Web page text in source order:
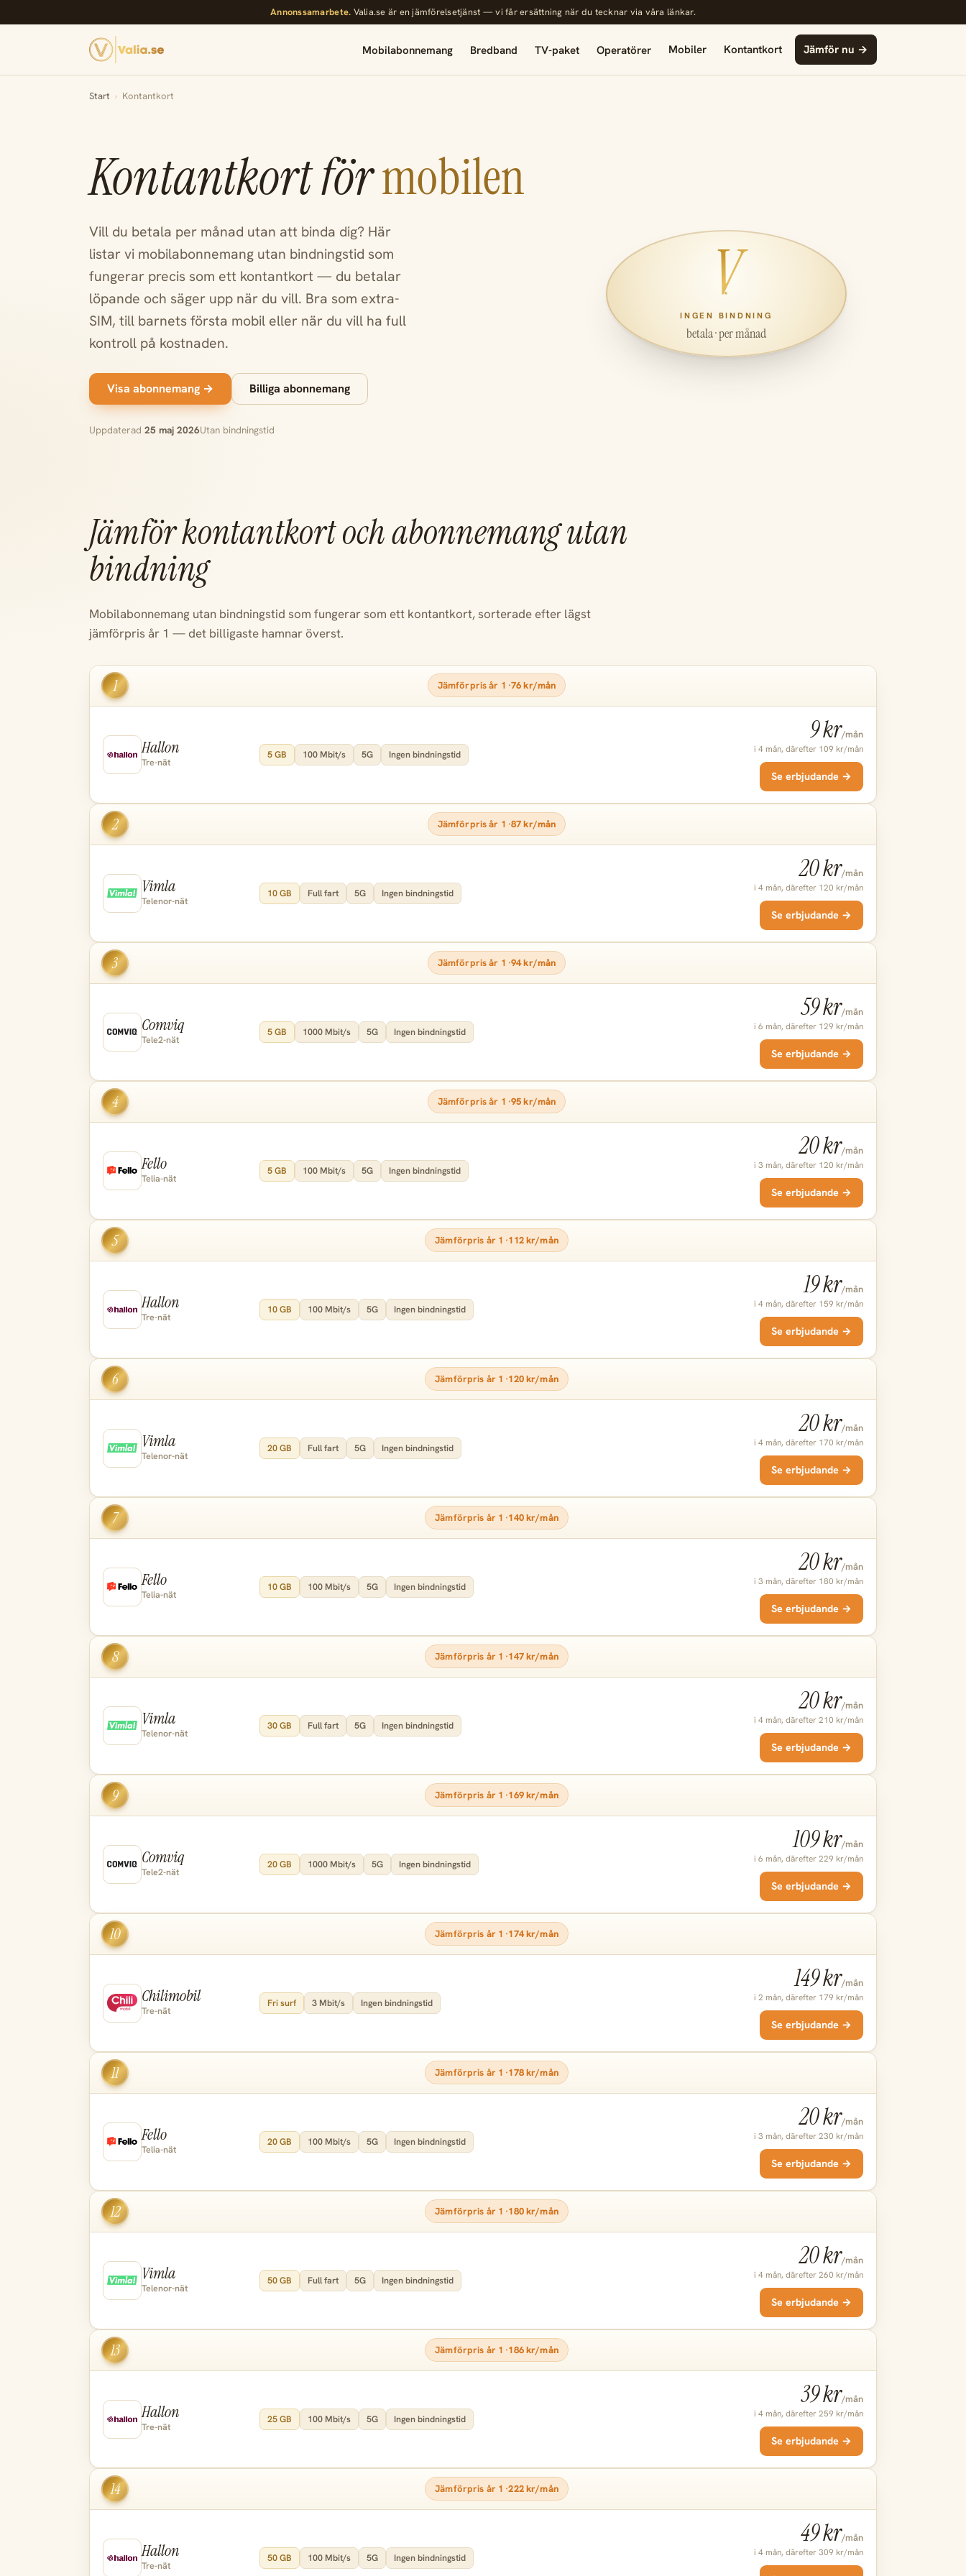
Annonssamarbete. Valia.se är en jämförelsetjänst — vi får ersättning när du tecknar via våra länkar.
Mobilabonnemang Bredband TV-paket Operatörer Mobiler Kontantkort Jämför nu →
Start › Kontantkort
Kontantkort förmobilen
Vill du betala per månad utan att binda dig? Här
listar vi mobilabonnemang utan bindningstid som
fungerar precis som ett kontantkort — du betalar
löpande och säger upp när du vill. Bra som extra-
SIM, till barnets första mobil eller när du vill ha full
kontroll på kostnaden.
Visa abonnemang → Billiga abonnemang
Uppdaterad 25 maj 2026Utan bindningstid
V
INGEN BINDNING
betala · per månad
Jämför kontantkort och abonnemang utan
bindning
Mobilabonnemang utan bindningstid som fungerar som ett kontantkort, sorterade efter lägst
jämförpris år 1 — det billigaste hamnar överst.
1 Jämförpris år 1 ·76 kr/mån
Hallon
Tre-nät
5 GB 100 Mbit/s 5G Ingen bindningstid
9 kr/mån
i 4 mån, därefter 109 kr/mån
Se erbjudande →
2 Jämförpris år 1 ·87 kr/mån
Vimla
Telenor-nät
10 GB Full fart 5G Ingen bindningstid
20 kr/mån
i 4 mån, därefter 120 kr/mån
Se erbjudande →
3 Jämförpris år 1 ·94 kr/mån
Comviq
Tele2-nät
5 GB 1000 Mbit/s 5G Ingen bindningstid
59 kr/mån
i 6 mån, därefter 129 kr/mån
Se erbjudande →
4 Jämförpris år 1 ·95 kr/mån
Fello
Telia-nät
5 GB 100 Mbit/s 5G Ingen bindningstid
20 kr/mån
i 3 mån, därefter 120 kr/mån
Se erbjudande →
5 Jämförpris år 1 ·112 kr/mån
Hallon
Tre-nät
10 GB 100 Mbit/s 5G Ingen bindningstid
19 kr/mån
i 4 mån, därefter 159 kr/mån
Se erbjudande →
6 Jämförpris år 1 ·120 kr/mån
Vimla
Telenor-nät
20 GB Full fart 5G Ingen bindningstid
20 kr/mån
i 4 mån, därefter 170 kr/mån
Se erbjudande →
7 Jämförpris år 1 ·140 kr/mån
Fello
Telia-nät
10 GB 100 Mbit/s 5G Ingen bindningstid
20 kr/mån
i 3 mån, därefter 180 kr/mån
Se erbjudande →
8 Jämförpris år 1 ·147 kr/mån
Vimla
Telenor-nät
30 GB Full fart 5G Ingen bindningstid
20 kr/mån
i 4 mån, därefter 210 kr/mån
Se erbjudande →
9 Jämförpris år 1 ·169 kr/mån
Comviq
Tele2-nät
20 GB 1000 Mbit/s 5G Ingen bindningstid
109 kr/mån
i 6 mån, därefter 229 kr/mån
Se erbjudande →
10 Jämförpris år 1 ·174 kr/mån
Chilimobil
Tre-nät
Fri surf 3 Mbit/s Ingen bindningstid
149 kr/mån
i 2 mån, därefter 179 kr/mån
Se erbjudande →
11 Jämförpris år 1 ·178 kr/mån
Fello
Telia-nät
20 GB 100 Mbit/s 5G Ingen bindningstid
20 kr/mån
i 3 mån, därefter 230 kr/mån
Se erbjudande →
12 Jämförpris år 1 ·180 kr/mån
Vimla
Telenor-nät
50 GB Full fart 5G Ingen bindningstid
20 kr/mån
i 4 mån, därefter 260 kr/mån
Se erbjudande →
13 Jämförpris år 1 ·186 kr/mån
Hallon
Tre-nät
25 GB 100 Mbit/s 5G Ingen bindningstid
39 kr/mån
i 4 mån, därefter 259 kr/mån
Se erbjudande →
14 Jämförpris år 1 ·222 kr/mån
Hallon
Tre-nät
50 GB 100 Mbit/s 5G Ingen bindningstid
49 kr/mån
i 4 mån, därefter 309 kr/mån